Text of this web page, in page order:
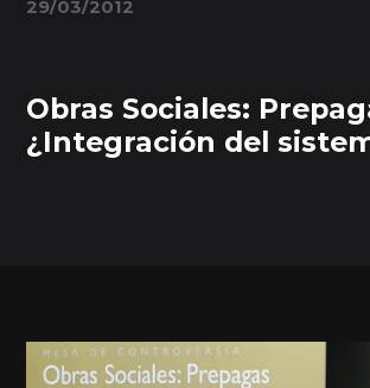
29/03/2012
Obras Sociales:
¿Integración del